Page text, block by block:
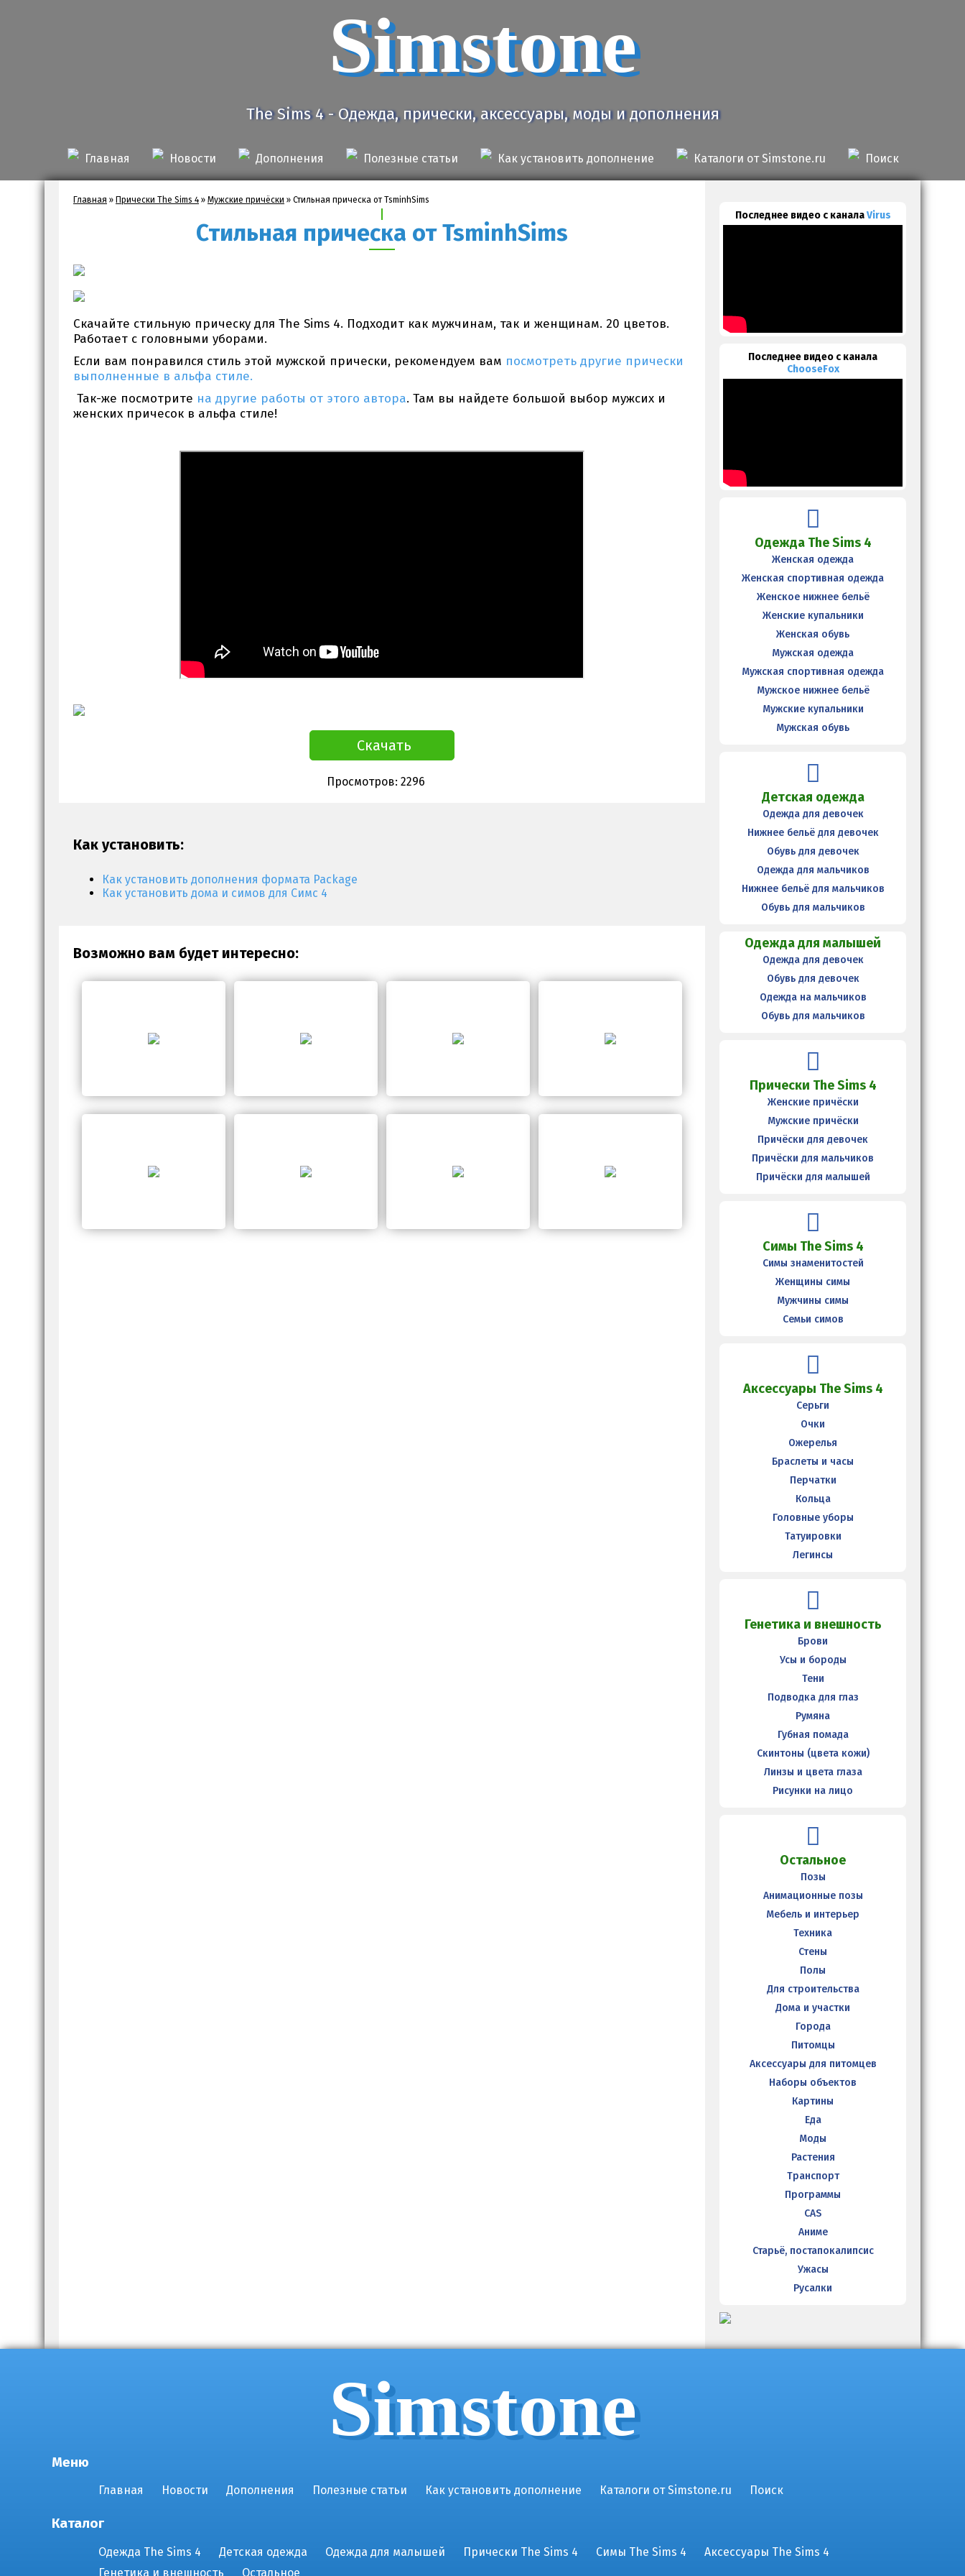
Simstone
The Sims 4 - Одежда, прически, аксессуары, моды и дополнения
Главная Новости Дополнения Полезные статьи Как установить дополнение Каталоги от Simstone.ru Поиск
Главная » Прически The Sims 4 » Мужские причёски » Стильная прическа от TsminhSims
Стильная прическа от TsminhSims
Скачайте стильную прическу для The Sims 4. Подходит как мужчинам, так и женщинам. 20 цветов.
Работает с головными уборами.
Если вам понравился стиль этой мужской прически, рекомендуем вам посмотреть другие прически
выполненные в альфа стиле.
Так-же посмотрите на другие работы от этого автора. Там вы найдете большой выбор мужсих и
женских причесок в альфа стиле!
Скачать
Просмотров: 2296
Как установить:
Как установить дополнения формата Package
Как установить дома и симов для Симс 4
Возможно вам будет интересно:
Последнее видео с каналаVirus
Последнее видео с канала
ChooseFox
Одежда The Sims 4
Женская одежда
Женская спортивная одежда
Женское нижнее бельё
Женские купальники
Женская обувь
Мужская одежда
Мужская спортивная одежда
Мужское нижнее бельё
Мужские купальники
Мужская обувь
Детская одежда
Одежда для девочек
Нижнее бельё для девочек
Обувь для девочек
Одежда для мальчиков
Нижнее бельё для мальчиков
Обувь для мальчиков
Одежда для малышей
Одежда для девочек
Обувь для девочек
Одежда на мальчиков
Обувь для мальчиков
Прически The Sims 4
Женские причёски
Мужские причёски
Причёски для девочек
Причёски для мальчиков
Причёски для малышей
Симы The Sims 4
Симы знаменитостей
Женщины симы
Мужчины симы
Семьи симов
Аксессуары The Sims 4
Серьги
Очки
Ожерелья
Браслеты и часы
Перчатки
Кольца
Головные уборы
Татуировки
Легинсы
Генетика и внешность
Брови
Усы и бороды
Тени
Подводка для глаз
Румяна
Губная помада
Скинтоны (цвета кожи)
Линзы и цвета глаза
Рисунки на лицо
Остальное
Позы
Анимационные позы
Мебель и интерьер
Техника
Стены
Полы
Для строительства
Дома и участки
Города
Питомцы
Аксессуары для питомцев
Наборы объектов
Картины
Еда
Моды
Растения
Транспорт
Программы
CAS
Аниме
Старьё, постапокалипсис
Ужасы
Русалки
Simstone
Меню
Главная Новости Дополнения Полезные статьи Как установить дополнение Каталоги от Simstone.ru Поиск
Каталог
Одежда The Sims 4 Детская одежда Одежда для малышей Прически The Sims 4 Симы The Sims 4
Аксессуары The Sims 4
Генетика и внешность
Остальное